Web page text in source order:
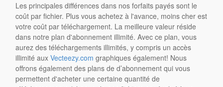
Les principales différences dans nos forfaits payés sont le
coût par fichier. Plus vous achetez à l'avance, moins cher est
votre coût par téléchargement. La meilleure valeur réside
dans notre plan d'abonnement illimité. Avec ce plan, vous
aurez des téléchargements illimités, y compris un accès
illimité auxVecteezy.com graphiques également! Nous
offrons également des plans de d’abonnement qui vous
permettent d'acheter une certaine quantité de